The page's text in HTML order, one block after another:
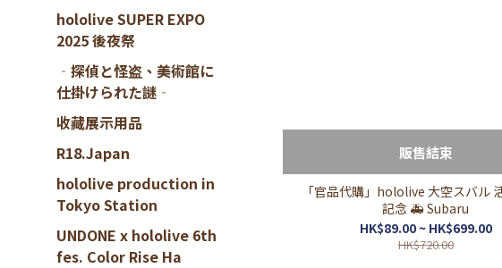
hololive SUPER EXPO
2025 後夜祭
‐探偵と怪盗、美術館に
仕掛けられた謎‐
收藏展示用品
R18.Japan
hololive production in
Tokyo Station
UNDONE x hololive 6th
fes. Color Rise Ha
販售結束
「官品代購」hololive 大空スバル
記念 🚑 Subaru
HK$89.00 ~ HK$699.00
HK$720.00